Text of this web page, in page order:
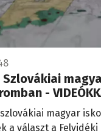
-
magyar
a választ a Felvidéki